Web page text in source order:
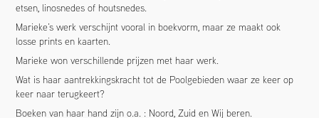
etsen, linosnedes of houtsnedes.
Marieke’s werk verschijnt vooral in boekvorm, maar ze maakt ook
losse prints en kaarten.
Marieke won verschillende prijzen met haar werk.
Wat is haar aantrekkingskracht tot de Poolgebieden waar ze keer op
keer naar terugkeert?
Boeken van haar hand zijn o.a. : Noord, Zuid en Wij beren.